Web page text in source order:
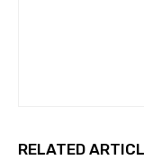
RELATED